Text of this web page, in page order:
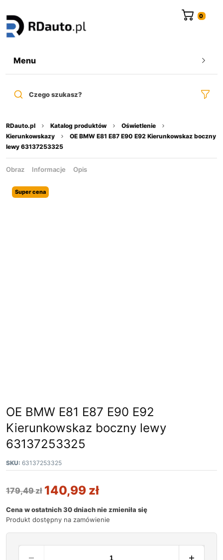
Menu
Czego szukasz?
RDauto.pl Katalog produktów
Oświetlenie
Kierunkowskazy
OE BMW E81 E87 E90 E92 Kierunkowskaz boczny
lewy 63137253325
Obraz Informacje Opis
Super cena
OE BMW E81 E87 E90 E92
Kierunkowskaz boczny lewy
63137253325
SKU: 63137253325
179,49zł 140,99 zł
Cena w ostatnich 30 dniach nie zmieniła się
Produkt dostępny na zamówienie